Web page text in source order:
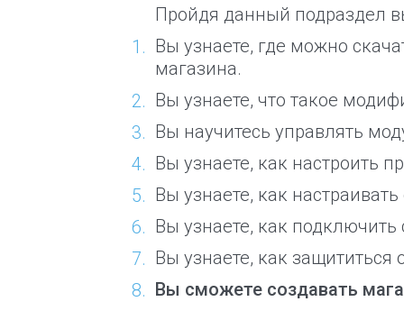
Пройдя данный подраздел
Вы узнаете, где можно
магазина.
Вы узнаете, что такое
Вы научитесь управлять
Вы узнаете, как настроить
Вы узнаете, как
Вы узнаете, как
Вы узнаете, как
Вы сможете создавать